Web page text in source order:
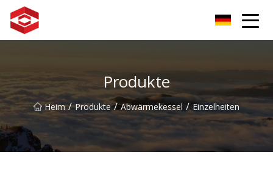
Produkte
Heim / Produkte / Abwärmekessel / Einzelheiten